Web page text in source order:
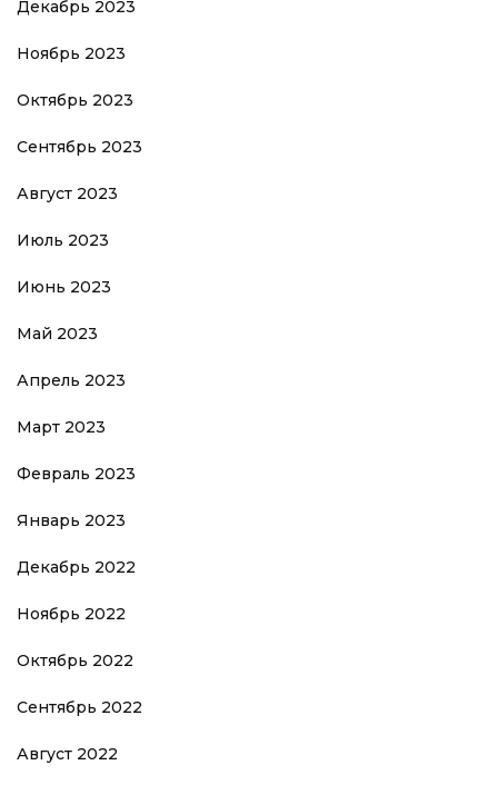
Декабрь 2023
Ноябрь 2023
Октябрь 2023
Сентябрь 2023
Август 2023
Июль 2023
Июнь 2023
Май 2023
Апрель 2023
Март 2023
Февраль 2023
Январь 2023
Декабрь 2022
Ноябрь 2022
Октябрь 2022
Сентябрь 2022
Август 2022